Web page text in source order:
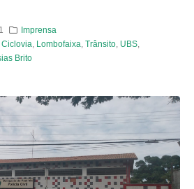
Imprensa
Ciclovia Lombofaixa Trânsito, UBS,
Brito